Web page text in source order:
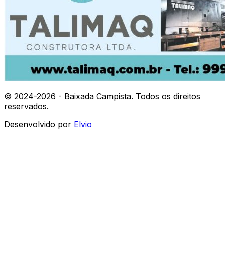
© 2024-2026 - Baixada Campista. Todos os direitos
reservados.
Desenvolvido por Elvio